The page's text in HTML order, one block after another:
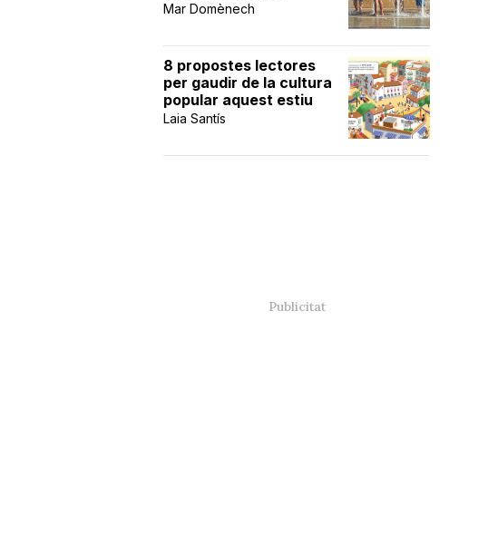
Mar Domènech
8 propostes lectores
per gaudir de la cultura
popular aquest estiu
Laia Santís